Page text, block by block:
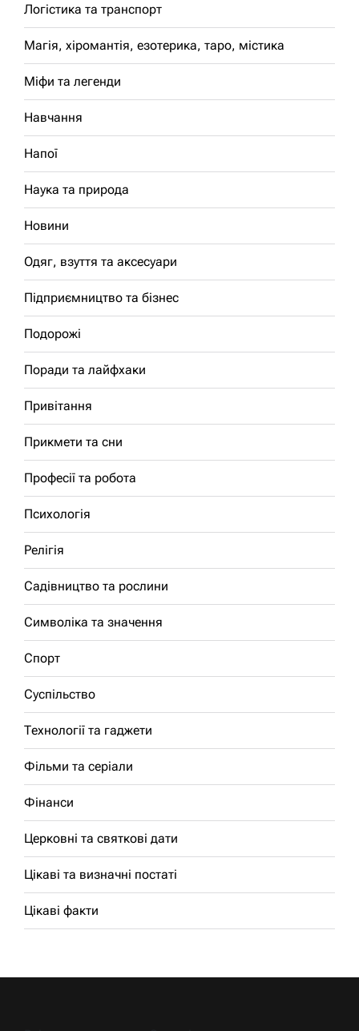
Логістика та транспорт
Магія, хіромантія, езотерика, таро, містика
Міфи та легенди
Навчання
Напої
Наука та природа
Новини
Одяг, взуття та аксесуари
Підприємництво та бізнес
Подорожі
Поради та лайфхаки
Привітання
Прикмети та сни
Професії та робота
Психологія
Релігія
Садівництво та рослини
Символіка та значення
Спорт
Суспільство
Технології та гаджети
Фільми та серіали
Фінанси
Церковні та святкові дати
Цікаві та визначні постаті
Цікаві факти